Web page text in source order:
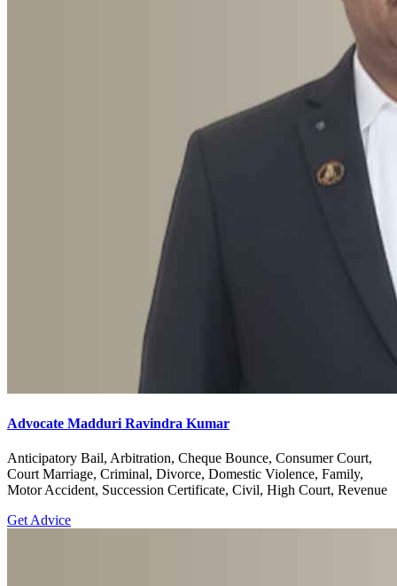
Advocate Madduri Ravindra Kumar
Anticipatory Bail, Arbitration, Cheque Bounce, Consumer Court,
Court Marriage, Criminal, Divorce, Domestic Violence, Family,
Motor Accident, Succession Certificate, Civil, High Court, Revenue
Get Advice